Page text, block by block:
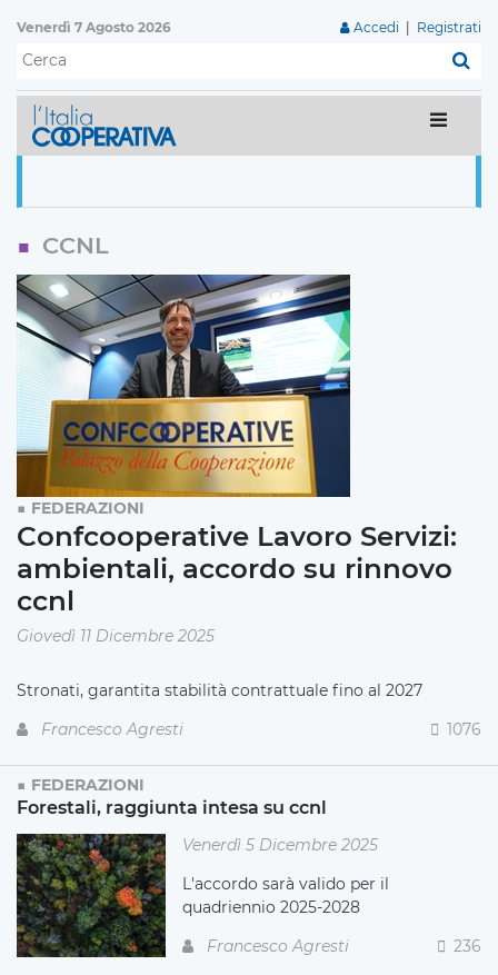
Venerdì 7 Agosto 2026 Accedi Registrati
CCNL
FEDERAZIONI
Confcooperative Lavoro Servizi:
ambientali, accordo su rinnovo
ccnl
Giovedì 11 Dicembre 2025
Stronati, garantita stabilità contrattuale fino al 2027
Francesco Agresti
1076
FEDERAZIONI
Forestali, raggiunta intesa su ccnl
Venerdì 5 Dicembre 2025
L'accordo sarà valido per il
quadriennio 2025-2028
Francesco Agresti
236